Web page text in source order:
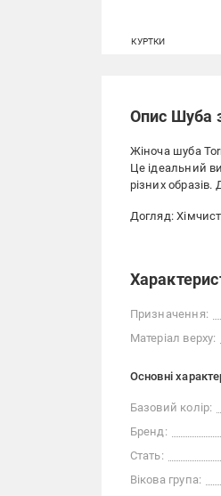
КУРТКИ
Опис Шуба
Жіноча шуба
Це ідеальний
різних
Догляд:
Призначення:
Матеріал верху:
Основні
Базовий колір:
Бренд:
Стать:
Вікова група: